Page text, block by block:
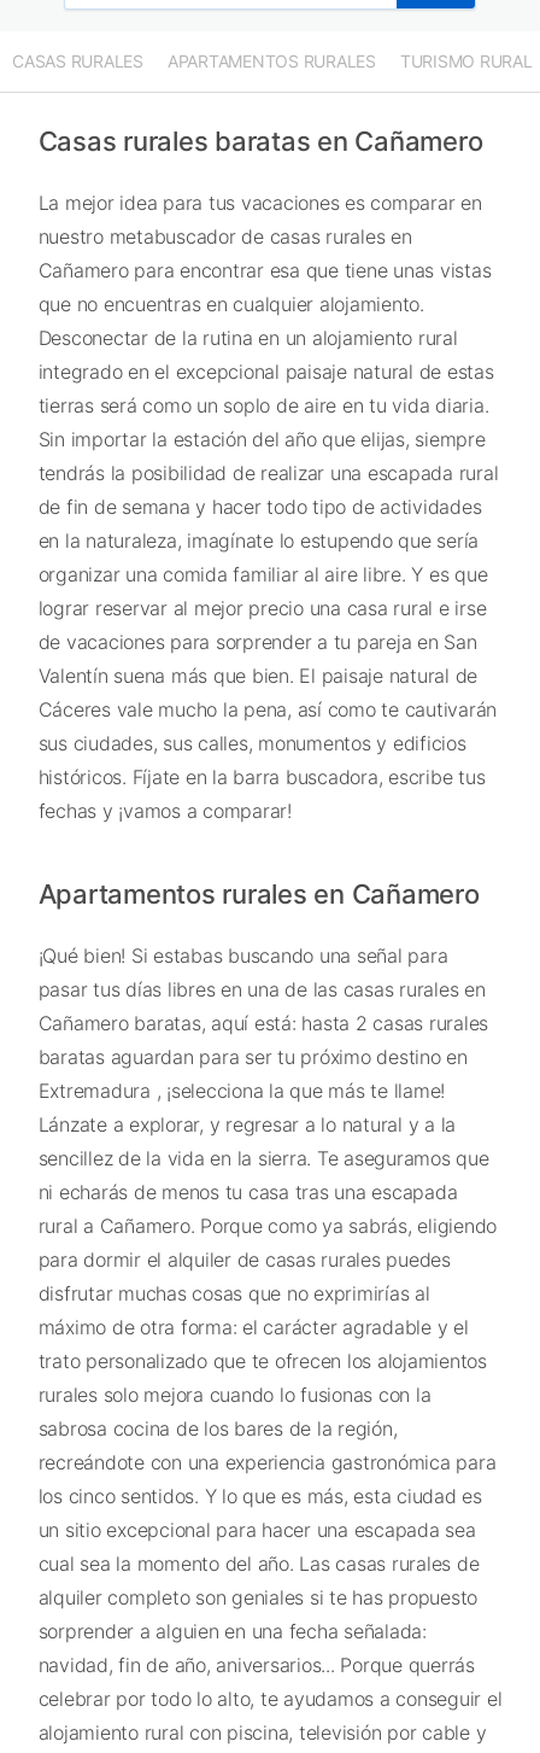
CASAS RURALES APARTAMENTOS RURALES TURISMO RURAL
Casas rurales baratas en Cañamero
La mejor idea para tus vacaciones es comparar en
nuestro metabuscador de casas rurales en
Cañamero para encontrar esa que tiene unas vistas
que no encuentras en cualquier alojamiento.
Desconectar de la rutina en un alojamiento rural
integrado en el excepcional paisaje natural de estas
tierras será como un soplo de aire en tu vida diaria.
Sin importar la estación del año que elijas, siempre
tendrás la posibilidad de realizar una escapada rural
de fin de semana y hacer todo tipo de actividades
en la naturaleza, imagínate lo estupendo que sería
organizar una comida familiar al aire libre. Y es que
lograr reservar al mejor precio una casa rural e irse
de vacaciones para sorprender a tu pareja en San
Valentín suena más que bien. El paisaje natural de
Cáceres vale mucho la pena, así como te cautivarán
sus ciudades, sus calles, monumentos y edificios
históricos. Fíjate en la barra buscadora, escribe tus
fechas y ¡vamos a comparar!
Apartamentos rurales en Cañamero
¡Qué bien! Si estabas buscando una señal para
pasar tus días libres en una de las casas rurales en
Cañamero baratas, aquí está: hasta 2 casas rurales
baratas aguardan para ser tu próximo destino en
Extremadura , ¡selecciona la que más te llame!
Lánzate a explorar, y regresar a lo natural y a la
sencillez de la vida en la sierra. Te aseguramos que
ni echarás de menos tu casa tras una escapada
rural a Cañamero. Porque como ya sabrás, eligiendo
para dormir el alquiler de casas rurales puedes
disfrutar muchas cosas que no exprimirías al
máximo de otra forma: el carácter agradable y el
trato personalizado que te ofrecen los alojamientos
rurales solo mejora cuando lo fusionas con la
sabrosa cocina de los bares de la región,
recreándote con una experiencia gastronómica para
los cinco sentidos. Y lo que es más, esta ciudad es
un sitio excepcional para hacer una escapada sea
cual sea la momento del año. Las casas rurales de
alquiler completo son geniales si te has propuesto
sorprender a alguien en una fecha señalada:
navidad, fin de año, aniversarios... Porque querrás
celebrar por todo lo alto, te ayudamos a conseguir el
alojamiento rural con piscina, televisión por cable y